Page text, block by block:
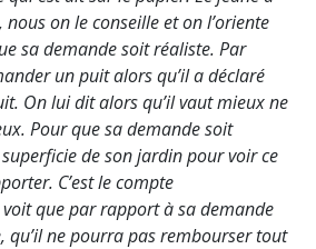
on le conseille et on l’oriente
sa demande soit réaliste. Par
un puit alors qu’il a déclaré
On lui dit alors qu’il vaut mieux ne
Pour que sa demande soit
de son jardin pour voir ce
C’est le compte
que par rapport à sa demande
qu’il ne pourra pas rembourser tout